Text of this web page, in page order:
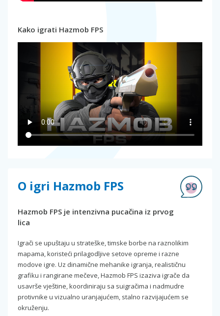
Kako igrati Hazmob FPS
O igri Hazmob FPS
Hazmob FPS je intenzivna pucačina iz prvog
lica
Igrači se upuštaju u strateške, timske borbe na raznolikim
mapama, koristeći prilagodljive setove opreme i razne
modove igre. Uz dinamične mehanike igranja, realističnu
grafiku i rangirane mečeve, Hazmob FPS izaziva igrače da
usavrše vještine, koordiniraju sa suigračima i nadmudre
protivnike u vizualno uranjajućem, stalno razvijajućem se
okruženju.